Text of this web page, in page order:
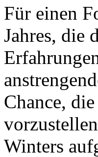
Für einen
Jahres, die
Chance,
Winters